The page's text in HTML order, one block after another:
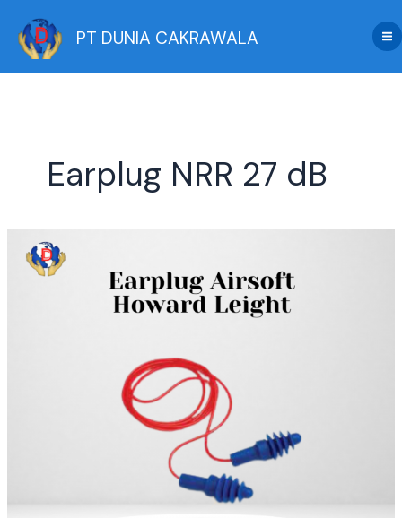
content
PT DUNIA CAKRAWALA
Earplug NRR 27 dB
Perlengkapan
Airsoft